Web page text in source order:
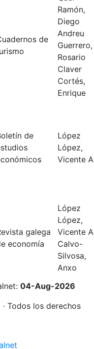
de
Ramón,
Diego
Andreu
Guerrero,
Rosario
Claver
Cortés,
Enrique
de
López
López,
Vicente
galega
economía
López
López,
Vicente
Calvo-
Silvosa,
Anxo
04-Aug-2026
· Todos los derechos